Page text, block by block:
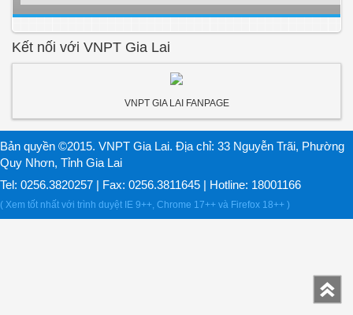
Kết nối với VNPT Gia Lai
VNPT GIA LAI FANPAGE
Bản quyền ©2015. VNPT Gia Lai. Địa chỉ: 33 Nguyễn Trãi, Phường
Quy Nhơn, Tỉnh Gia Lai
Tel: 0256.3820257 | Fax: 0256.3811645 | Hotline: 18001166
( Xem tốt nhất với trình duyệt IE 9++, Chrome 17++ và Firefox 18++ )